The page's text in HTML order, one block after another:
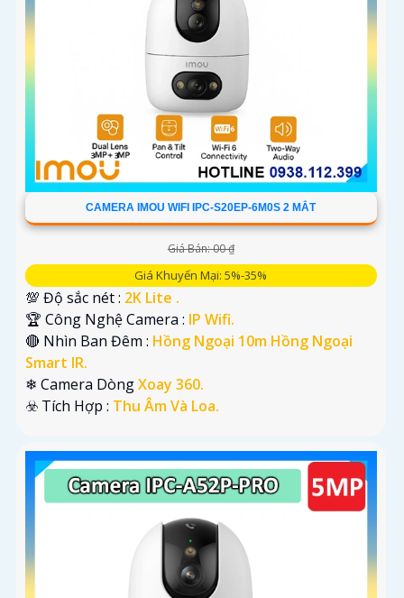
CAMERA IMOU WIFI IPC-S20EP-6M0S 2 MẮT
Giá Bán: 00 ₫
Giá Khuyến Mại: 5%-35%
💯 Độ sắc nét : 2K Lite .
🏆 Công Nghệ Camera : IP Wifi.
🔴 Nhìn Ban Đêm : Hồng Ngoại 10m Hồng Ngoại
Smart IR.
❄ Camera DòngXoay 360.
️☣️ Tích Hợp : Thu Âm Và Loa.